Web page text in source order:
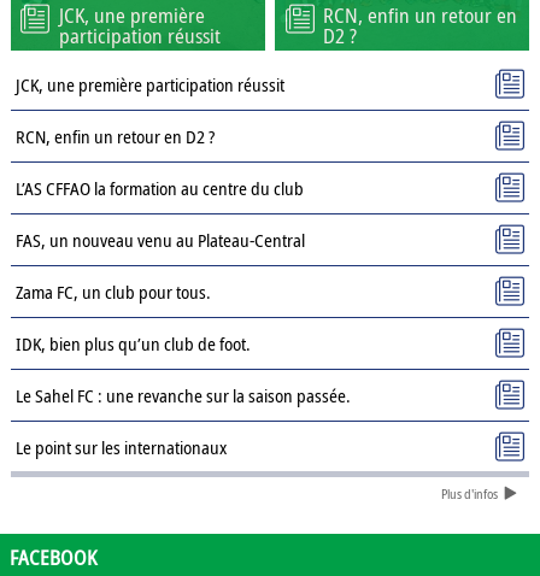
JCK, une première
participation réussit
RCN, enfin un retour en
D2 ?
JCK, une première participation réussit
RCN, enfin un retour en D2 ?
L’AS CFFAO la formation au centre du club
FAS, un nouveau venu au Plateau-Central
Zama FC, un club pour tous.
IDK, bien plus qu’un club de foot.
Le Sahel FC : une revanche sur la saison passée.
Le point sur les internationaux
Présentation des clubs de D3 : ASPC Tenkodogo
Plus d'infos
FACEBOOK